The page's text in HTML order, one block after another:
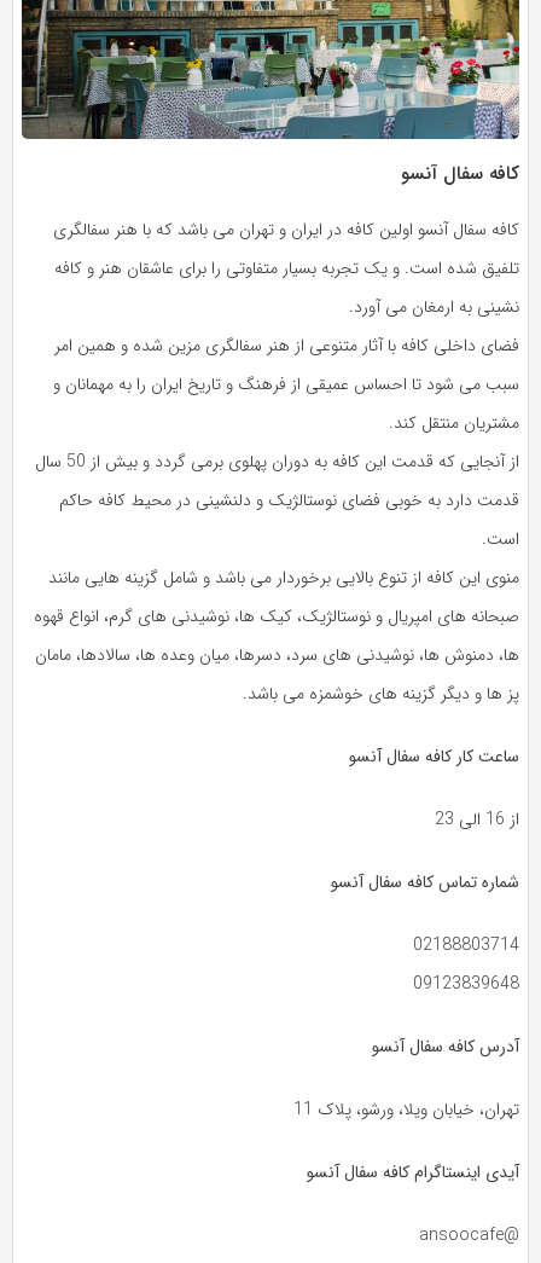
کافه سفال آنسو
کافه سفال آنسو اولین کافه در ایران و تهران می باشد که با هنر سفالگری
تلفیق شده است. و یک تجربه بسیار متفاوتی را برای عاشقان هنر و کافه
نشینی به ارمغان می آورد.
فضای داخلی کافه با آثار متنوعی از هنر سفالگری مزین شده و همین امر
سبب می شود تا احساس عمیقی از فرهنگ و تاریخ ایران را به مهمانان و
مشتریان منتقل کند.
از آنجایی که قدمت این کافه به دوران پهلوی برمی گردد و بیش از 50 سال
قدمت دارد به خوبی فضای نوستالژیک و دلنشینی در محیط کافه حاکم
است.
منوی این کافه از تنوع بالایی برخوردار می باشد و شامل گزینه هایی مانند
صبحانه های امپریال و نوستالژیک، کیک ها، نوشیدنی های گرم، انواع قهوه
ها، دمنوش ها، نوشیدنی های سرد، دسرها، میان وعده ها، سالادها، مامان
پز ها و دیگر گزینه های خوشمزه می باشد.
ساعت کار کافه سفال آنسو
از 16 الی 23
شماره تماس کافه سفال آنسو
02188803714
09123839648
آدرس کافه سفال آنسو
تهران، خیابان ویلا، ورشو، پلاک 11
آیدی اینستاگرام کافه سفال آنسو
@ansoocafe